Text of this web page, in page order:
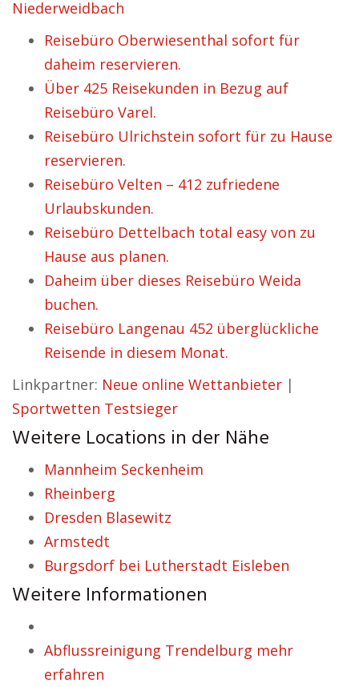
Niederweidbach
Reisebüro Oberwiesenthal sofort für
daheim reservieren.
Über 425 Reisekunden in Bezug auf
Reisebüro Varel.
Reisebüro Ulrichstein sofort für zu Hause
reservieren.
Reisebüro Velten – 412 zufriedene
Urlaubskunden.
Reisebüro Dettelbach total easy von zu
Hause aus planen.
Daheim über dieses Reisebüro Weida
buchen.
Reisebüro Langenau 452 überglückliche
Reisende in diesem Monat.
Linkpartner: Neue online Wettanbieter |
Sportwetten Testsieger
Weitere Locations in der Nähe
Mannheim Seckenheim
Rheinberg
Dresden Blasewitz
Armstedt
Burgsdorf bei Lutherstadt Eisleben
Weitere Informationen
Abflussreinigung Trendelburg mehr
erfahren